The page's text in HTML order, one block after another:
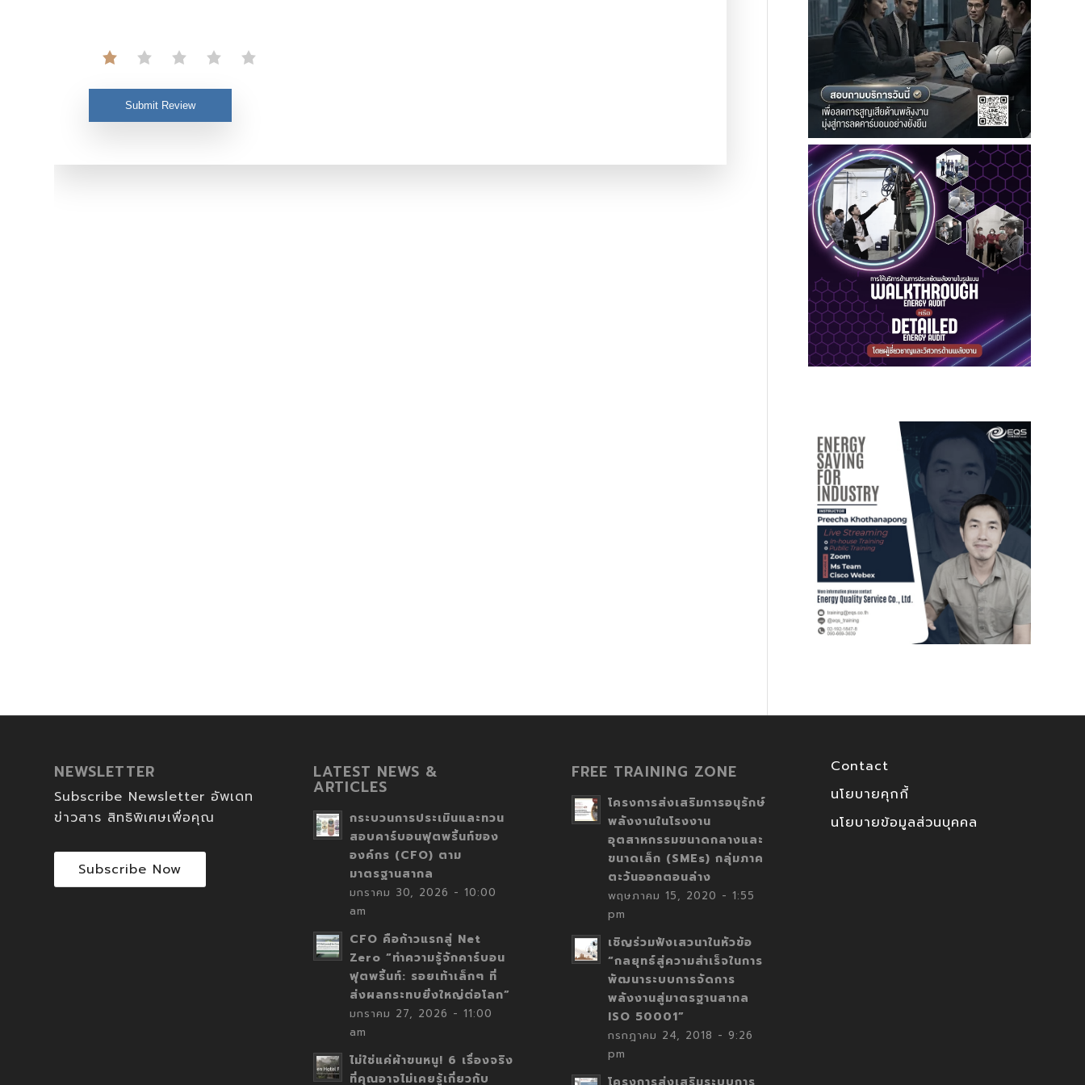
Submit Review
NEWSLETTER
Subscribe Newsletter อัพเดท
ข่าวสาร สิทธิพิเศษเพื่อคุณ
Subscribe Now
LATEST NEWS &
ARTICLES
กระบวนการประเมินและทวน
สอบคาร์บอนฟุตพริ้นท์ของ
องค์กร (CFO) ตาม
มาตรฐานสากล
มกราคม 30, 2026 - 10:00
am
CFO คือก้าวแรกสู่ Net
Zero “ทำความรู้จักคาร์บอน
ฟุตพริ้นท์: รอยเท้าเล็กๆ ที่
ส่งผลกระทบยิ่งใหญ่ต่อโลก”
มกราคม 27, 2026 - 11:00
am
ไม่ใช่แค่ผ้าขนหนู! 6 เรื่องจริง
ที่คุณอาจไม่เคยรู้เกี่ยวกับ
FREE TRAINING ZONE
โครงการส่งเสริมการอนุรักษ์
พลังงานในโรงงาน
อุตสาหกรรมขนาดกลางและ
ขนาดเล็ก (SMEs) กลุ่มภาค
ตะวันออกตอนล่าง
พฤษภาคม 15, 2020 - 1:55
pm
เชิญร่วมฟังเสวนาในหัวข้อ
“กลยุทธ์สู่ความสำเร็จในการ
พัฒนาระบบการจัดการ
พลังงานสู่มาตรฐานสากล
ISO 50001”
กรกฎาคม 24, 2018 - 9:26
pm
Contact
นโยบายคุกกี้
นโยบายข้อมูลส่วนบุคคล